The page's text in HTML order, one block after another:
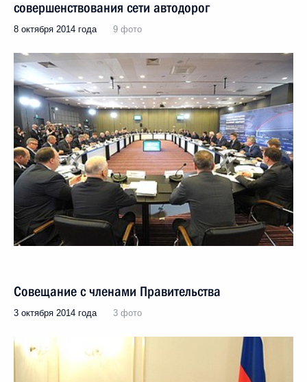
совершенствования сети автодорог
8 октября 2014 года 9 фото
Совещание с членами Правительства
3 октября 2014 года 3 фото